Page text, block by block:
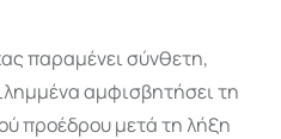
παραμένει σύνθετη,
αμφισβητήσει τη
προέδρου μετά τη λήξη